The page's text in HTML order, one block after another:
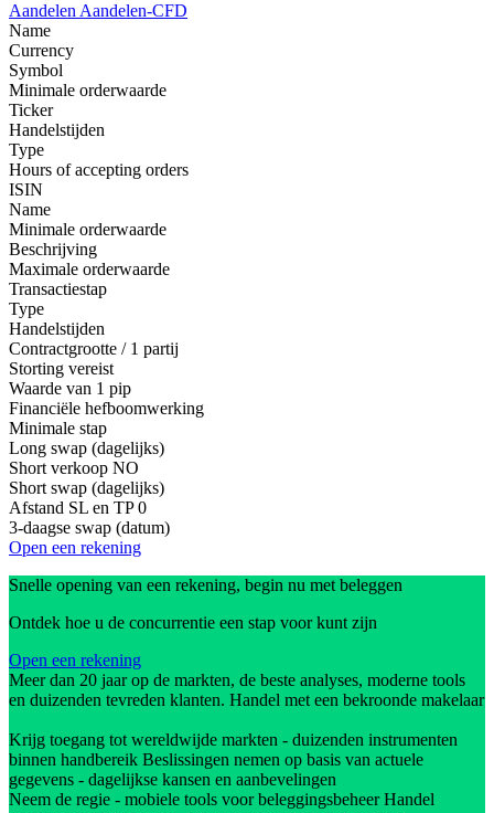
Aandelen Aandelen-CFD
Name
Currency
Symbol
Minimale orderwaarde
Ticker
Handelstijden
Type
Hours of accepting orders
ISIN
Name
Minimale orderwaarde
Beschrijving
Maximale orderwaarde
Transactiestap
Type
Handelstijden
Contractgrootte / 1 partij
Storting vereist
Waarde van 1 pip
Financiële hefboomwerking
Minimale stap
Long swap (dagelijks)
Short verkoop NO
Short swap (dagelijks)
Afstand SL en TP 0
3-daagse swap (datum)
Open een rekening
Snelle opening van een rekening, begin nu met beleggen
Ontdek hoe u de concurrentie een stap voor kunt zijn
Open een rekening
Meer dan 20 jaar op de markten, de beste analyses, moderne tools
en duizenden tevreden klanten. Handel met een bekroonde makelaar
Krijg toegang tot wereldwijde markten - duizenden instrumenten
binnen handbereik Beslissingen nemen op basis van actuele
gegevens - dagelijkse kansen en aanbevelingen
Neem de regie - mobiele tools voor beleggingsbeheer Handel